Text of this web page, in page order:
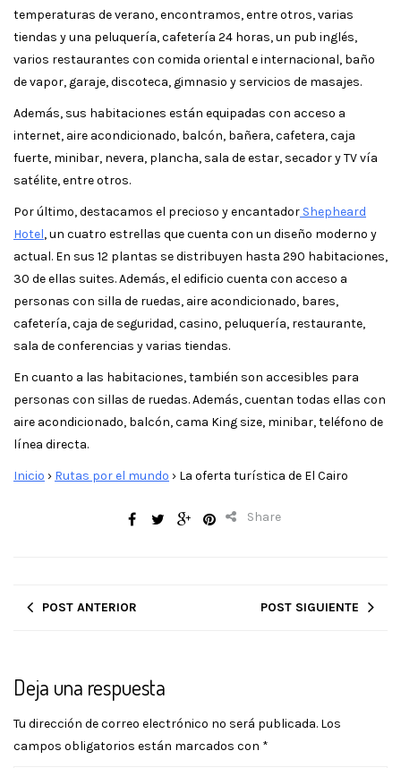
temperaturas de verano, encontramos, entre otros, varias
tiendas y una peluquería, cafetería 24 horas, un pub inglés,
varios restaurantes con comida oriental e internacional, baño
de vapor, garaje, discoteca, gimnasio y servicios de masajes.
Además, sus habitaciones están equipadas con acceso a
internet, aire acondicionado, balcón, bañera, cafetera, caja
fuerte, minibar, nevera, plancha, sala de estar, secador y TV vía
satélite, entre otros.
Por último, destacamos el precioso y encantador Shepheard
Hotel, un cuatro estrellas que cuenta con un diseño moderno y
actual. En sus 12 plantas se distribuyen hasta 290 habitaciones,
30 de ellas suites. Además, el edificio cuenta con acceso a
personas con silla de ruedas, aire acondicionado, bares,
cafetería, caja de seguridad, casino, peluquería, restaurante,
sala de conferencias y varias tiendas.
En cuanto a las habitaciones, también son accesibles para
personas con sillas de ruedas. Además, cuentan todas ellas con
aire acondicionado, balcón, cama King size, minibar, teléfono de
línea directa.
Inicio › Rutas por el mundo › La oferta turística de El Cairo
Share
POST ANTERIOR POST SIGUIENTE
Deja una respuesta
Tu dirección de correo electrónico no será publicada. Los
campos obligatorios están marcados con *